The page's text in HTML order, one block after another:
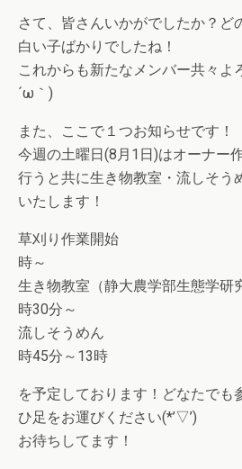
さて、皆さんいかがでしたか？ど
白い子ばかりでしたね！
これからも新たなメンバー共々よ
´ω｀)
また、ここで１つお知らせです！
今週の土曜日(8月1日)はオーナー
行うと共に生き物教室・流しそう
いたします！
草刈り作
時～
生き物教室（静大農学部生態学
時30分～
流しそう
時45分～13時
を予定しております！どなたでも
ひ足をお運びください(*’▽’)
お待ちしてます！